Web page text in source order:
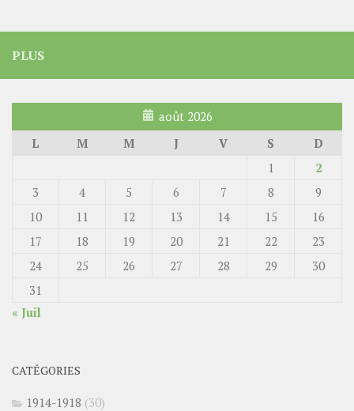
PLUS
août 2026
L
M M J V S
D
1
2
3
4 5 6 7 8
9
10
11 12 13 14 15
16
17
18 19 20 21 22
23
24
25 26 27 28 29
30
31
« Juil
CATÉGORIES
1914-1918 (30)